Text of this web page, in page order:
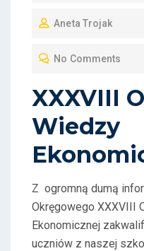
S
O
N
Aneta Trojak
No Comments
XXXVIII
Wiedzy
Z ogromną dumą
Okręgowego XXXVIII
Ekonomicznej
uczniów z naszej